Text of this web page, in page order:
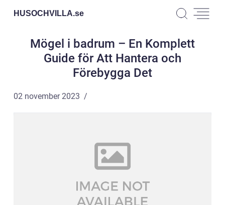
HUSOCHVILLA.se
Mögel i badrum – En Komplett
Guide för Att Hantera och
Förebygga Det
02 november 2023